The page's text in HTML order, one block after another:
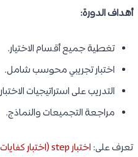
أهداف الدورة:
تغطية جميع أقسام الاختيار.
اختبار تجريبي محوسب شامل.
التدريب على استراتيجيات
مراجعة التجميعات والنماذج.
تعرف على: اختبار step (اختبار كفايات اللغة الانجليزية)